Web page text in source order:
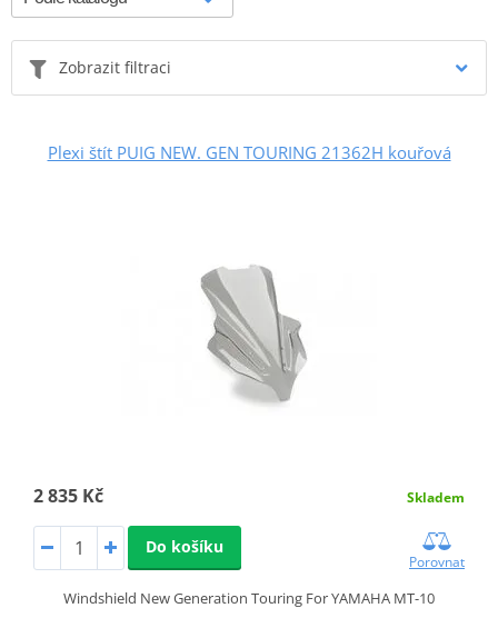
Zobrazit filtraci
Plexi štít PUIG NEW. GEN TOURING 21362H kouřová
2 835 Kč Skladem
Do košíku
Porovnat
Windshield New Generation Touring For YAMAHA MT-10